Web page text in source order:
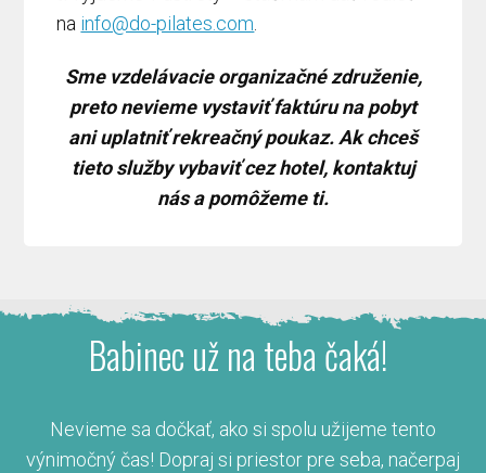
na info@do-pilates.com
Sme vzdelávacie organizačné združenie,
preto nevieme vystaviť faktúru na pobyt
ani uplatniť rekreačný poukaz. Ak chceš
tieto služby vybaviť cez hotel, kontaktuj
nás a pomôžeme ti.
Babinec už na teba čaká!
Nevieme sa dočkať, ako si spolu užijeme tento
výnimočný čas! Dopraj si priestor pre seba, načerpaj